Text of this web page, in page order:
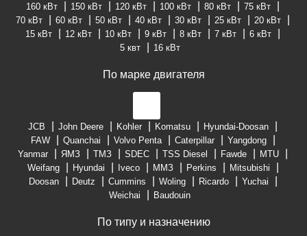
160 кВт
150 кВт 120 кВт 100 кВт 80 кВт
75 кВт
70 кВт
60 кВт 50 кВт 40 кВт 30 кВт 25 кВт
20 кВт
15 кВт
12 кВт 10 кВт 9 кВт 8 кВт 7 кВт
6 кВт
5 квт
16 кВт
По марке двигателя
JCB John Deere Kohler Komatsu
Hyundai-Doosan
FAW
Quanchai Volvo Penta Caterpillar
Yangdong
Yanmar
ЯМЗ ТМЗ SDEC TSS Diesel Fawde
MTU
Weifang
Hyundai Iveco ММЗ Perkins
Mitsubishi
Doosan
Deutz Cummins Woling Ricardo
Yuchai
Weichai
Baudouin
По типу и назначению